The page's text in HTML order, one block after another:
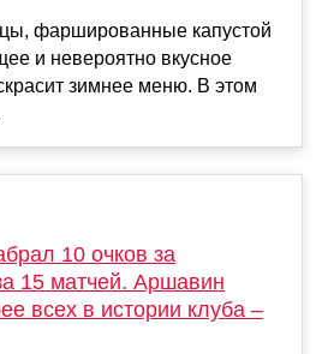
фаршированные капустой
и невероятно вкусное
зимнее меню. В этом
10 очков за
15 матчей. Аршавин
всех в истории клуба –